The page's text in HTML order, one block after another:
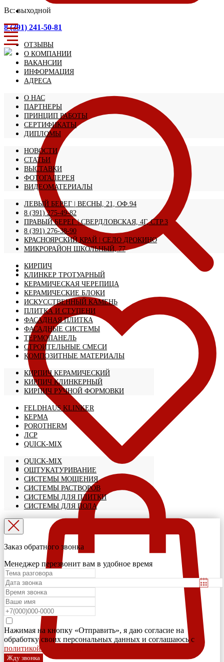
Вс: выходной
8 (391) 241-50-81
ОТЗЫВЫ
О КОМПАНИИ
ВАКАНСИИ
ИНФОРМАЦИЯ
АДРЕСА
О НАС
ПАРТНЕРЫ
ПРИНЦИП РАБОТЫ
СЕРТИФИКАТЫ
ДИПЛОМЫ
НОВОСТИ
СТАТЬИ
ВЫСТАВКИ
ФОТОГАЛЕРЕЯ
ВИДЕОМАТЕРИАЛЫ
ЛЕВЫЙ БЕРЕГ | ВЕСНЫ, 21, ОФ.94
8 (391) 275-49-82
ПРАВЫЙ БЕРЕГ | СВЕРДЛОВСКАЯ, 4Г, СТР.3
8 (391) 276-38-90
КРАСНОЯРСКИЙ КРАЙ | CЕЛО ДРОКИНО
МИКРОРАЙОН ШКОЛЬНЫЙ, 77
КИРПИЧ
КЛИНКЕР ТРОТУАРНЫЙ
КЕРАМИЧЕСКАЯ ЧЕРЕПИЦА
КЕРАМИЧЕСКИЕ БЛОКИ
ИСКУССТВЕННЫЙ КАМЕНЬ
ПЛИТКА И СТУПЕНИ
ФАСАДНАЯ ПЛИТКА
ФАСАДНЫЕ СИСТЕМЫ
ТЕРМОПАНЕЛЬ
СТРОИТЕЛЬНЫЕ СМЕСИ
КОМПОЗИТНЫЕ МАТЕРИАЛЫ
КИРПИЧ КЕРАМИЧЕСКИЙ
КИРПИЧ КЛИНКЕРНЫЙ
КИРПИЧ РУЧНОЙ ФОРМОВКИ
FELDHAUS KLINKER
КЕРМА
POROTHERM
ЛСР
QUICK-MIX
QUICK-MIX
ОШТУКАТУРИВАНИЕ
СИСТЕМЫ МОЩЕНИЯ
СИСТЕМЫ РАСТВОРОВ
СИСТЕМЫ ДЛЯ ПЛИТКИ
СИСТЕМЫ ДЛЯ ПОЛА
Заказ обратного звонка
Менеджер перезвонит вам в удобное время
Нажимая на кнопку «Отправить», я даю согласие на
обработку своих персональных данных и соглашаюсь с
политикой конфиденциальности
Жду звонка